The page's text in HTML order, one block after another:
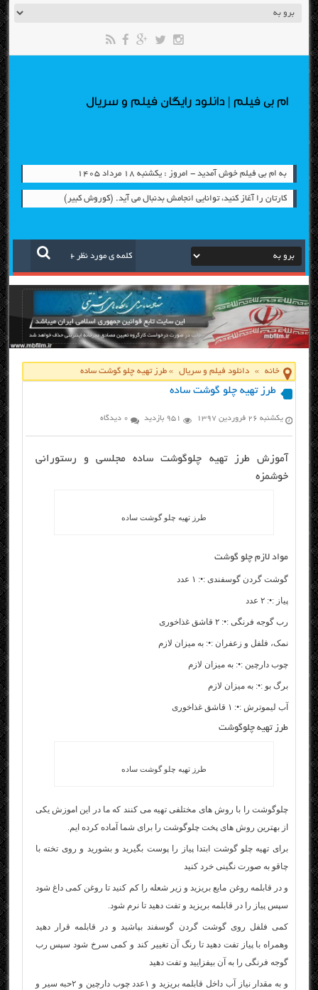
ام بی فیلم | دانلود رایگان فیلم و سریال
به ام بی فیلم خوش آمدید - امروز : یکشنبه ۱۸ مرداد ۱۴۰۵
کارتان را آغاز کنید، توانایی انجامش بدنبال می آید. (کوروش کبیر)
خانه » دانلود فیلم و سریال »طرز تهیه چلو گوشت ساده
طرز تهیه چلو گوشت ساده
یکشنبه ۲۶ فروردین ۱۳۹۷ 951 بازدید 0 دیدگاه
آموزش طرز تهیه چلوگوشت ساده مجلسی و رستورانی
خوشمزه
طرز تهیه چلو گوشت ساده
مواد لازم چلو گوشت
گوشت گردن گوسفندی :•: ۱ عدد
پیاز :•: ۲ عدد
رب گوجه فرنگی :•: ۲ قاشق غذاخوری
نمک، فلفل و زعفران :•: به میزان لازم
چوب دارچین :•: به میزان لازم
برگ بو :•: به میزان لازم
آب لیمو‌ترش :•: ۱ قاشق غذاخوری
طرز تهیه چلوگوشت
طرز تهیه چلو گوشت ساده
چلوگوشت را با روش های مختلفی تهیه می کنند که ما در این اموزش یکی
از بهترین روش های پخت چلوگوشت را برای شما آماده کرده ایم.
برای تهیه چلو گوشت ابتدا پیاز را پوست بگیرید و بشورید و روی تخته با
چاقو به صورت نگینی خرد کنید
و در قابلمه روغن مایع بریزید و زیر شعله را کم کنید تا روغن کمی داغ شود
سپس پیاز را در قابلمه بریزید و تفت دهید تا نرم شود.
کمی فلفل روی گوشت گردن گوسفند بپاشید و در قابلمه قرار دهید
وهمراه با پیاز تفت دهید تا رنگ آن تغییر کند و کمی سرخ شود سپس رب
گوجه فرنگی را به آن بیفزایید و تفت دهید
و به مقدار نیاز آب داخل قابلمه بریزید و ۱عدد چوب دارچین و ۲حبه سیر و